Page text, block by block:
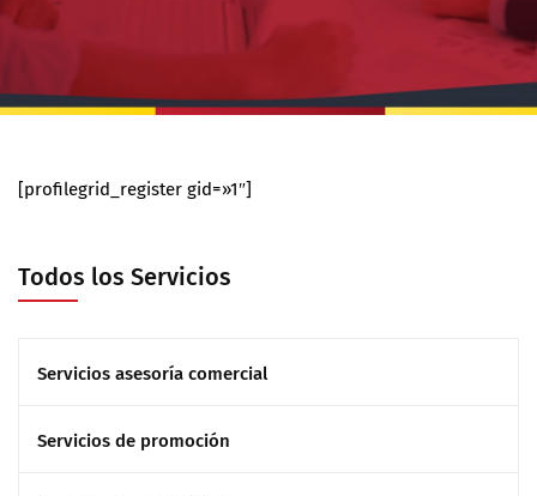
[profilegrid_register gid=»1″]
Todos los Servicios
Servicios asesoría comercial
Servicios de promoción